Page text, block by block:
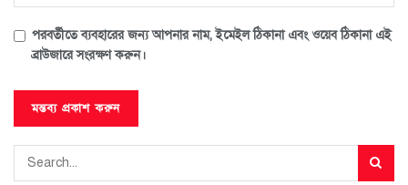
পরবর্তীতে ব্যবহারের জন্য আপনার নাম, ইমেইল ঠিকানা এবং ওয়েব ঠিকানা এই
ব্রাউজারে সংরক্ষণ করুন।